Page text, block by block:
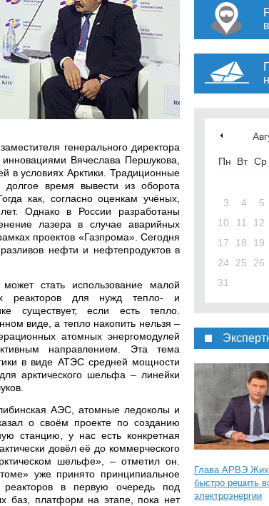
генерального директора
Вячеслава Першукова,
в условиях Арктики. Традиционные
время вывести из оборота
как, согласно оценкам учёных,
Однако в России разработаны
лазера в случае аварийных
проектов «Газпрома». Сегодня
нефти и нефтепродуктов в
стать использование малой
реакторов для нужд тепло- и
существует, если есть тепло.
виде, а тепло накопить нельзя –
атомных энергомодулей
направлением. Эта тема
в виде АТЭС средней мощности
арктического шельфа – линейки
АЭС, атомные ледоколы и
о своём проекте по созданию
станцию, у нас есть конкретная
довёл её до коммерческого
шельфе», – отметил он.
уже принято принципиальное
в первую очередь под
баз, платформ на этапе, пока нет
Пн Вт Ср
3
4 5
10
11 12
17
18 19
24
25 26
31
Глава АРВЭ
быстро решить
электроэнергии